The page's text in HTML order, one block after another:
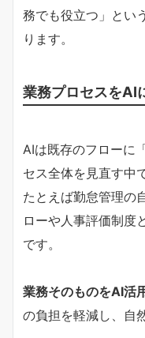
務でも役立つ」とい
ります。
業務プロセスをAI
AIは既存のフローに
セス全体を見直す中
たとえば勤怠管理の
ローや人事評価制度
です。
業務そのものをAI活
の負担を軽減し、自